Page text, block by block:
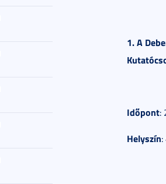
1. A
Időpont:
Helyszín